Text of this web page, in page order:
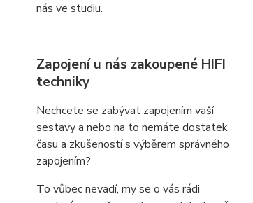
nás ve studiu.
Zapojení u nás zakoupené HIFI
techniky
Nechcete se zabývat zapojením vaší
sestavy a nebo na to nemáte dostatek
času a zkušeností s výběrem správného
zapojením?
To vůbec nevadí, my se o vás rádi